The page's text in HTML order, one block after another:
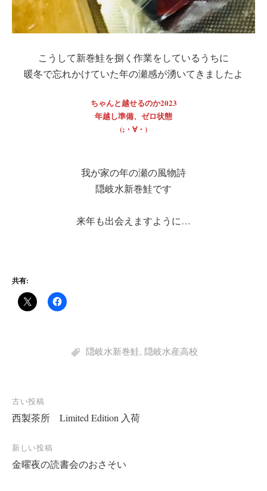
こうして新巻鮭を捌く作業をしているうちに
暖冬で忘れかけていた年の瀬感が湧いてきましたよ
ちゃんと越せるのか2023
年越し準備、ゼロ状態
(;・∀・)
我が家の年の瀬の風物詩
隠岐水新巻鮭です
来年も出会えますように…
共有:
隠岐水新巻鮭, 隠岐水産高校
投
稿
ナ
ビ
ゲ
古い投稿
西製茶所 Limited Edition 入荷
新しい投稿
金曜夜の読書会のおさそい